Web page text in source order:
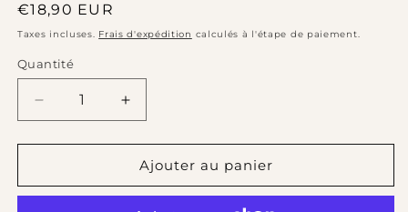
Prix
habituel
€18,90 EUR
Taxes incluses. Frais d'expédition calculés à l'étape de paiement.
Quantité
Réduire
la
quantité
111
Augmenter
la
quantité
de
111
Ajouter au panier